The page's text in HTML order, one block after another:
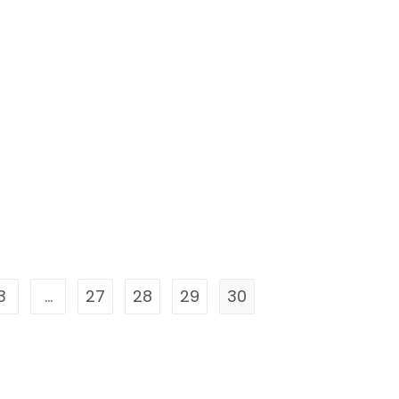
… 27 28 29 30